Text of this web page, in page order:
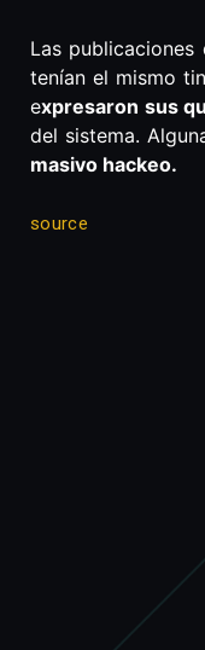
Las
tenían el mismo
expresaron sus
del sistema.
masivo hackeo.
source